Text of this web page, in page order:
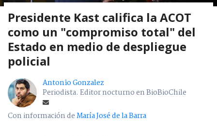
Presidente Kast califica la ACOT
como un "compromiso total" del
Estado en medio de despliegue
policial
Antonio Gonzalez
Periodista. Editor nocturno en BioBioChile
Con información deMaría José de la Barra